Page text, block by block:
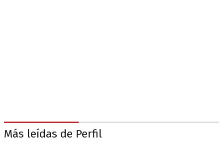
Más leídas de Perfil